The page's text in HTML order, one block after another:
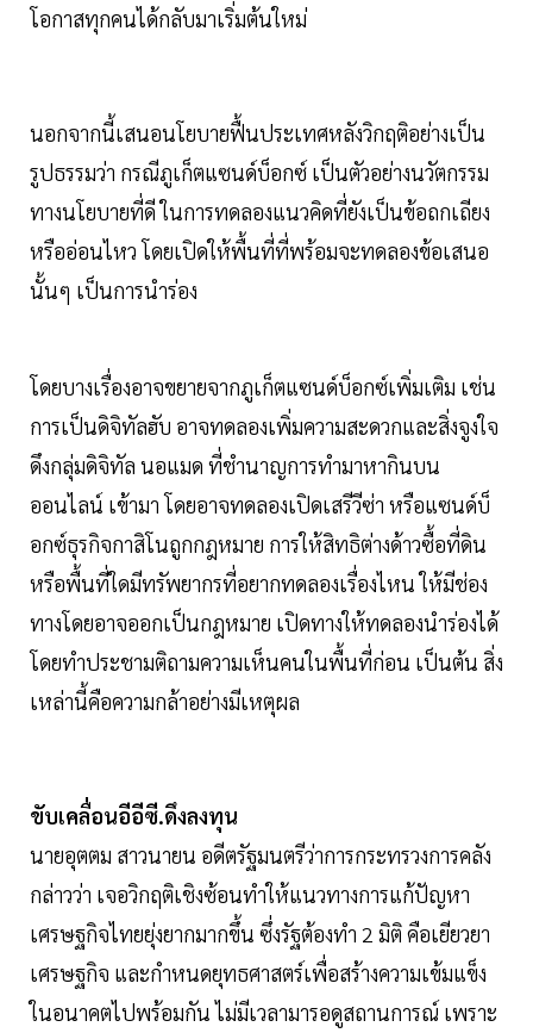
โอกาสทุกคนได้กลับมาเริ่มต้นใหม่
นอกจากนี้เสนอนโยบายฟื้นประเทศหลังวิกฤติอย่างเป็น
รูปธรรมว่า กรณีภูเก็ตแซนด์บ็อกซ์ เป็นตัวอย่างนวัตกรรม
ทางนโยบายที่ดี ในการทดลองแนวคิดที่ยังเป็นข้อถกเถียง
หรืออ่อนไหว โดยเปิดให้พื้นที่ที่พร้อมจะทดลองข้อเสนอ
นั้นๆ เป็นการนำร่อง
โดยบางเรื่องอาจขยายจากภูเก็ตแซนด์บ็อกซ์เพิ่มเติม เช่น
การเป็นดิจิทัลฮับ อาจทดลองเพิ่มความสะดวกและสิ่งจูงใจ
ดึงกลุ่มดิจิทัล นอแมด ที่ชำนาญการทำมาหากินบน
ออนไลน์ เข้ามา โดยอาจทดลองเปิดเสรีวีซ่า หรือแซนด์บ็
อกซ์ธุรกิจกาสิโนถูกกฎหมาย การให้สิทธิต่างด้าวซื้อที่ดิน
หรือพื้นที่ใดมีทรัพยากรที่อยากทดลองเรื่องไหน ให้มีช่อง
ทางโดยอาจออกเป็นกฎหมาย เปิดทางให้ทดลองนำร่องได้
โดยทำประชามติถามความเห็นคนในพื้นที่ก่อน เป็นต้น สิ่ง
เหล่านี้คือความกล้าอย่างมีเหตุผล
ขับเคลื่อนอีอีซี.ดึงลงทุน
นายอุตตม สาวนายน อดีตรัฐมนตรีว่าการกระทรวงการคลัง
กล่าวว่า เจอวิกฤติเชิงซ้อนทำให้แนวทางการแก้ปัญหา
เศรษฐกิจไทยยุ่งยากมากขึ้น ซึ่งรัฐต้องทำ 2 มิติ คือเยียวยา
เศรษฐกิจ และกำหนดยุทธศาสตร์เพื่อสร้างความเข้มแข็ง
ในอนาคตไปพร้อมกัน ไม่มีเวลามารอดูสถานการณ์ เพราะ